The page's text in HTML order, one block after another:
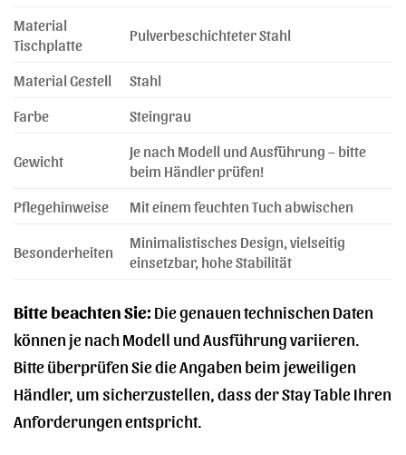
Material
Tischplatte
Pulverbeschichteter Stahl
Material Gestell
Stahl
Farbe
Steingrau
Gewicht
Je nach Modell und Ausführung – bitte
beim Händler prüfen!
Pflegehinweise
Mit einem feuchten Tuch abwischen
Besonderheiten
Minimalistisches Design, vielseitig
einsetzbar, hohe Stabilität
Bitte beachten Sie:Die genauen technischen Daten
können je nach Modell und Ausführung variieren.
Bitte überprüfen Sie die Angaben beim jeweiligen
Händler, um sicherzustellen, dass der Stay Table Ihren
Anforderungen entspricht.